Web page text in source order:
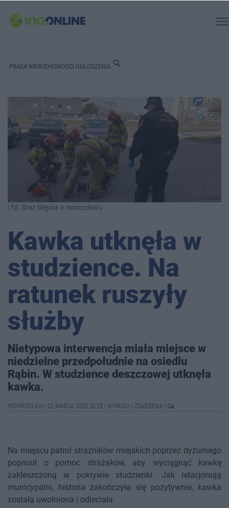
PRACA NIERUCHOMOŚCI OGŁOSZENIA search
| fot. Straż Miejska w Inowrocławiu
Kawka utknęła w
studzience. Na
ratunek ruszyły
służby
Nietypowa interwencja miała miejsce w
niedzielne przedpołudnie na osiedlu
Rąbin. W studzience deszczowej utknęła
kawka.
INOWROCŁAW 23 MARCA 2025 20:29 WYPADKI I ZDARZENIA
Na miejscu patrol strażników miejskich poprzez dyżurnego
poprosił o pomoc strażaków, aby wyciągnąć kawkę
zakleszczoną w pokrywie studzienki. Jak relacjonują
municypalni, historia zakończyła się pozytywnie, kawka
została uwolniona i odleciała.